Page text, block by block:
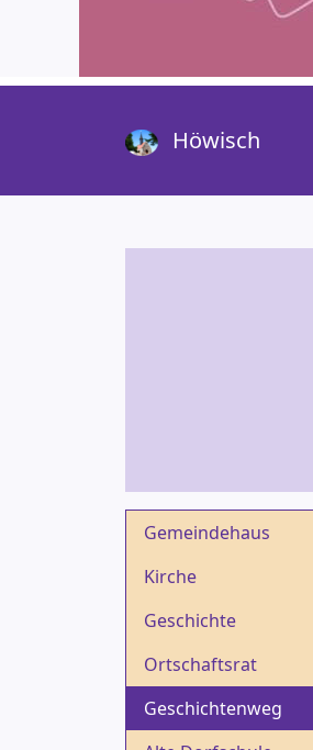
Höwisch
Gemeindehaus
Kirche
Geschichte
Ortschaftsrat
Geschichtenweg